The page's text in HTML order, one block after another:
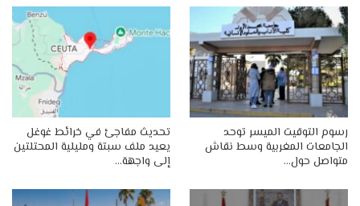
رسوم التوقيت الميسر توحد
الجامعات المغربية وسط نقاش
متواصل حول…
تحديث مفاجئ في خرائط غوغل
يعيد ملف سبتة ومليلية المحتلتين
إلى واجهة…